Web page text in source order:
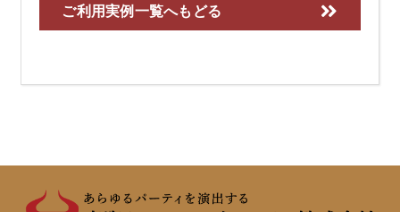
ご利用実例一覧へもどる